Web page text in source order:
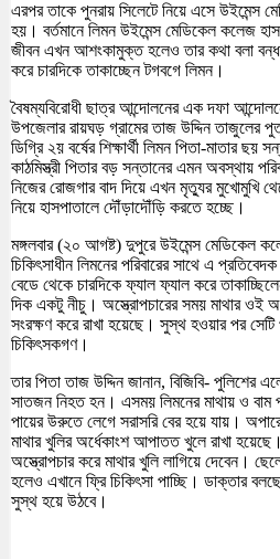
এরপর তাকে পুনরায় সিলেটে নিয়ে এসে উইমেন্স
হয়। বর্তমানে লিমন উইমেন্স মেডিকেল কলেজ
জীবন এখন আশংকামুক্ত হলেও তার কথা বলা
করে চারদিকে তাকাচ্ছেন টগবগে লিমন।
বৈষম্যবিরোধী ছাত্র আন্দোলনের এক দফা
উপজেলার রায়ঘড় গ্রামের তাজ উদ্দিন তাজুলের
ডিগ্রি ২য় বর্ষের শিক্ষার্থী লিমন পিতা-মাতার
কাঠমিস্ত্রী পিতার বড় সন্তানের এমন অবস্থায়
নিজের রোজগার বাদ দিয়ে এখন মৃত্যুর মুখোমুখি
নিয়ে হাসপাতালে দৌঁড়াদৌঁড়ি করতে হচ্ছে।
মঙ্গলবার (২০ আগষ্ট) দুপুরে উইমেন্স মেডিকেল
চিকিৎসাধীন লিমনের পরিবারের সাথে এ
বেডে থেকে চারদিকে ফ্যাল ফ্যাল করে
দিক একটু নীচু। অস্ত্রোপচারের সময় মাথার ওই
সংরক্ষণ করে রাখা হয়েছে। সুস্থ হওয়ার পর
চিকিৎসকগণ।
তার পিতা তাজ উদ্দিন জানান, বিজিবি- পুলিশের
সাতজন নিহত হন। এসময় লিমনের মাথায় ও বাম
পায়ের উরুতে লেগে সরাসরি বের হয়ে যায়।
মাথার খুলির অর্ধেকাংশ আপাতত খুলে রাখা
অস্ত্রোপচার করে মাথার খুলি লাগিয়ে দেবেন।
হলেও এখানে ফ্রি চিকিৎসা পাচ্ছি। ডাক্তার
সুস্থ হয়ে উঠবে।